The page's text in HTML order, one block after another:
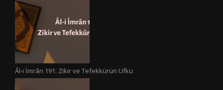
Âl-i İmrân 191: Zikir ve Tefekkürün Ufku